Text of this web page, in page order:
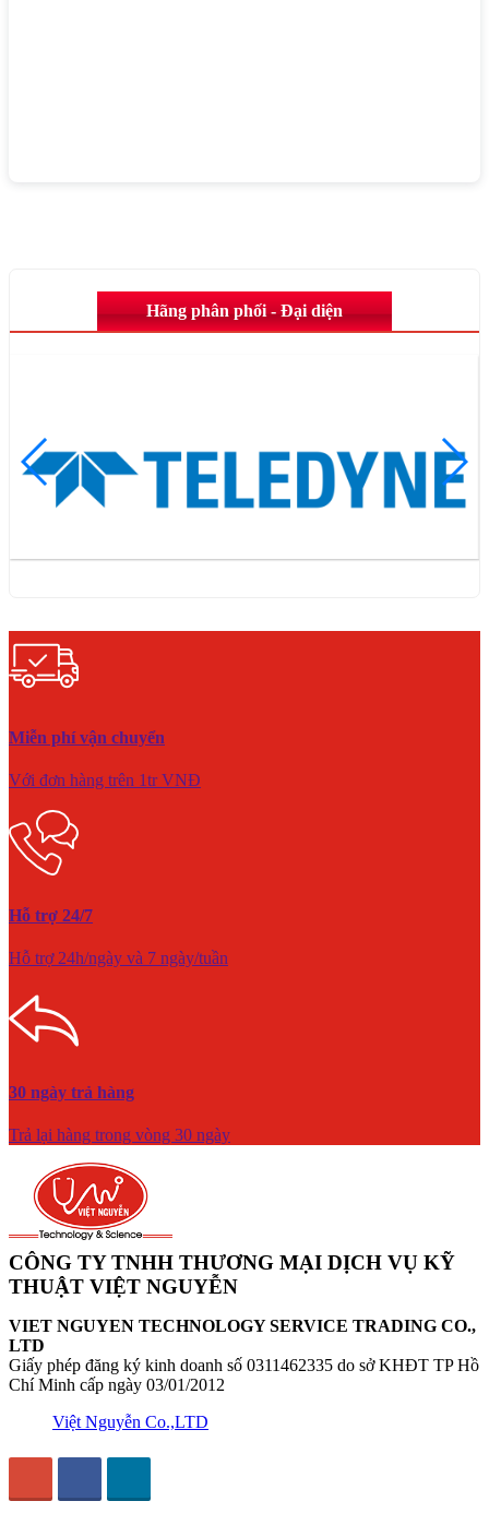
Hãng phân phối - Đại diện
Miễn phí vận chuyển
Với đơn hàng trên 1tr VNĐ
Hỗ trợ 24/7
Hỗ trợ 24h/ngày và 7 ngày/tuần
30 ngày trả hàng
Trả lại hàng trong vòng 30 ngày
CÔNG TY TNHH THƯƠNG MẠI DỊCH VỤ KỸ
THUẬT VIỆT NGUYỄN
VIET NGUYEN TECHNOLOGY SERVICE TRADING CO.,
LTD
Giấy phép đăng ký kinh doanh số 0311462335 do sở KHĐT TP Hồ
Chí Minh cấp ngày 03/01/2012
Việt Nguyễn Co.,LTD